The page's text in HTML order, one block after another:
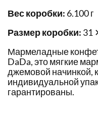
Вес коробки: 6.100 г
Размер коробки: 31
Мармеладные
DaDa, это мягкие
джемовой начинкой,
индивидуальной
гарантированы.